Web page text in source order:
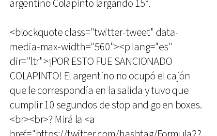
argentino Colapinto largando 15°.
<blockquote class="twitter-tweet" data-
media-max-width="560"><p lang="es"
dir="ltr">¡POR ESTO FUE SANCIONADO
COLAPINTO! El argentino no ocupó el cajón
que le correspondía en la salida y tuvo que
cumplir 10 segundos de stop and go en boxes.
<br><br>? Mirá la <a